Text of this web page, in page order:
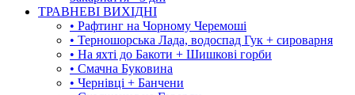
ТРАВНЕВІ ВИХІДНІ
• Рафтинг на Чорному Черемоші
• Терношорська Лада, водоспад Гук + сироварня
• На яхті до Бакоти + Шишкові горби
• Смачна Буковина
• Чернівці + Банчени